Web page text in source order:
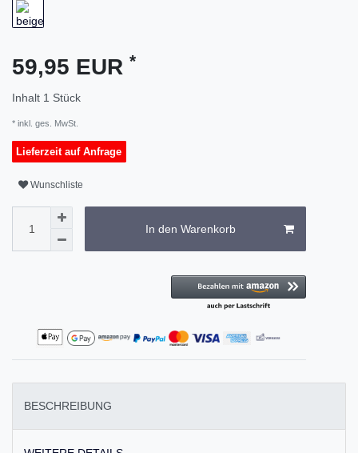
59,95 EUR *
Inhalt 1 Stück
* inkl. ges. MwSt.
Lieferzeit auf Anfrage
Wunschliste
In den Warenkorb
BESCHREIBUNG